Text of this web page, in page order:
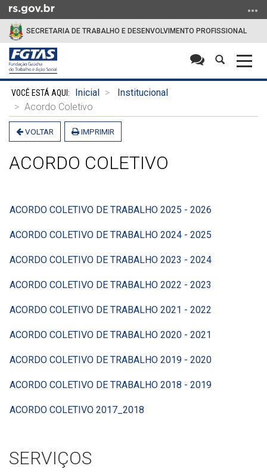
para
conteúdo
para
menu
para
busca
SECRETARIA DE TRABALHO E DESENVOLVIMENTO PROFISSIONAL
Abrir
Início
conteúdo
Inicial
Institucional
Acordo Coletivo
VOLTAR IMPRIMIR
ACORDO COLETIVO
ACORDO COLETIVO DE TRABALHO 2025 - 2026
ACORDO COLETIVO DE TRABALHO 2024 - 2025
ACORDO COLETIVO DE TRABALHO 2023 - 2024
ACORDO COLETIVO DE TRABALHO 2022 - 2023
ACORDO COLETIVO DE TRABALHO 2021 - 2022
ACORDO COLETIVO DE TRABALHO 2020 - 2021
ACORDO COLETIVO DE TRABALHO 2019 - 2020
ACORDO COLETIVO DE TRABALHO 2018 - 2019
ACORDO COLETIVO 2017_2018
SERVIÇOS